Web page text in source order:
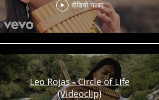
वीडियो चलाए
Leo Rojas - Circle of Life
(Videoclip)